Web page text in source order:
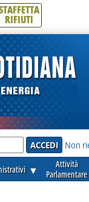
RIFIUTI
Non
▼
Attività
Parlamentare